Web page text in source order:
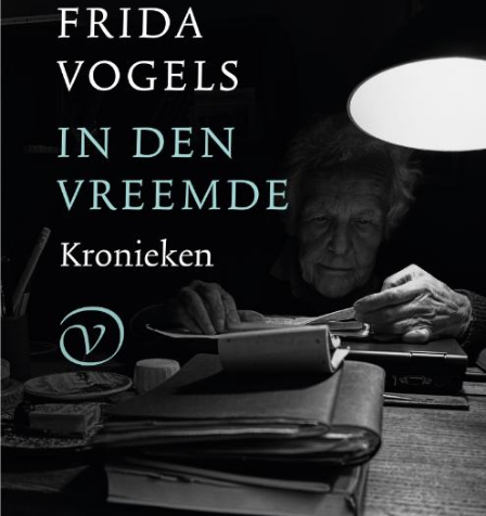
Reinhard Kaiser-Mühlecker
Brandende velden
€27,50
BESTEL